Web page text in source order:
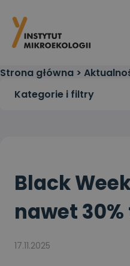
Strona główna >
nawet 30% taniej!
Kategorie i filtry
Black
nawet
17.11.2025